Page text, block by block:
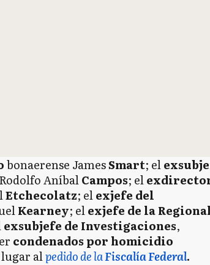
bonaerense JamesSmart; el
AníbalCampos; el
Etchecolatz; elexjefe del
Kearney; elexjefe de la
exsubjefe de Investigaciones,
condenados por homicidio
alpedido de laFiscalía Federal.